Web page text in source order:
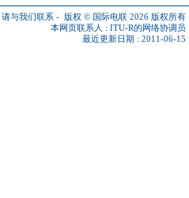
请与我们联系 - 版权 © 国际电联 2026 版权所有
本网页联系人 : ITU-R的网络协调员
最近更新日期 : 2011-06-15